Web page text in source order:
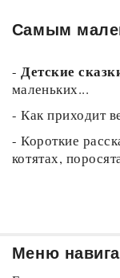
Самым
- Детские
маленьких...
- Как приходит
- Короткие
котятах,
Меню